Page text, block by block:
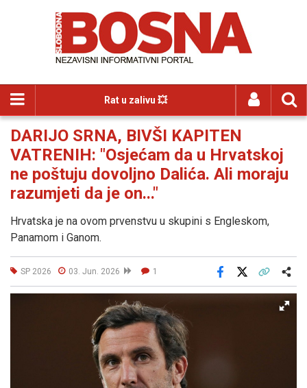
Rat u zalivu 💥
DARIJO SRNA, BIVŠI KAPITEN
VATRENIH: "Osjećam da u Hrvatskoj
ne poštuju dovoljno Dalića. Ali moraju
razumjeti da je on..."
Hrvatska je na ovom prvenstvu u skupini s Engleskom,
Panamom i Ganom.
SP 2026 03. Jun. 2026 1
Facebook